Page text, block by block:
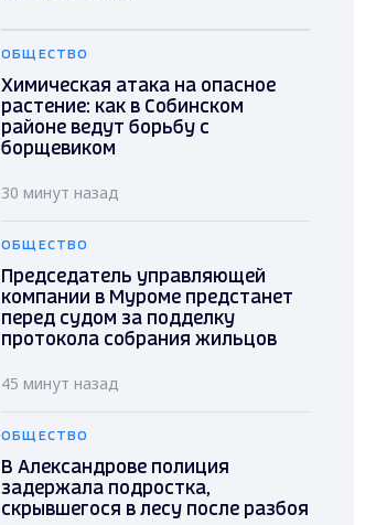
ОБЩЕСТВО
Химическая атака на опасное
растение: как в Собинском
районе ведут борьбу с
борщевиком
30 минут назад
ОБЩЕСТВО
Председатель управляющей
компании в Муроме предстанет
перед судом за подделку
протокола собрания жильцов
45 минут назад
ОБЩЕСТВО
В Александрове полиция
задержала подростка,
скрывшегося в лесу после разбоя